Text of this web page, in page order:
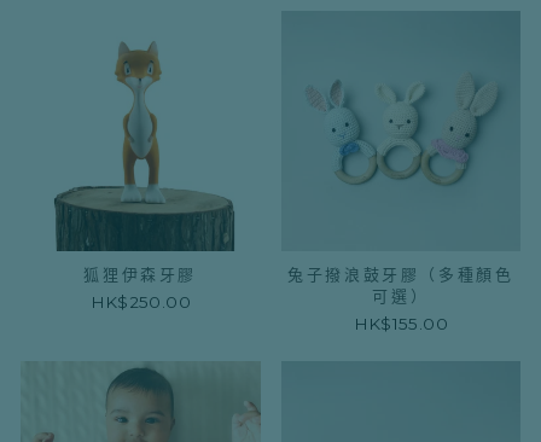
狐狸伊森牙膠
HK$250.00
兔子撥浪鼓牙膠（多種顏色
可選）
HK$155.00